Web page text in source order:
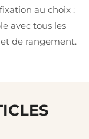
au choix :
avec tous les
de rangement.